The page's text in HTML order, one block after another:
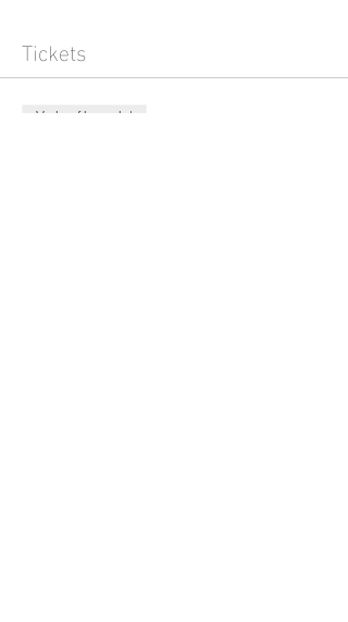
Tickets
Verkauf beendet